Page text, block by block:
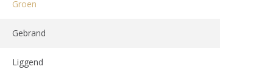
Groen
Gebrand
Liggend